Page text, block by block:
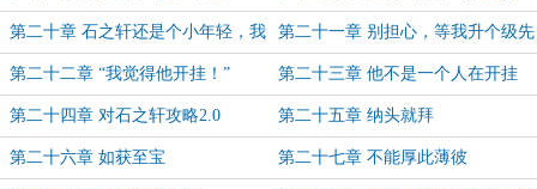
第二十章 石之轩还是个小年轻，我
们能攻略他
第二十一章 别担心，等我升个级先
第二十二章 “我觉得他开挂！” 第二十三章 他不是一个人在开挂
第二十四章 对石之轩攻略2.0 第二十五章 纳头就拜
第二十六章 如获至宝 第二十七章 不能厚此薄彼